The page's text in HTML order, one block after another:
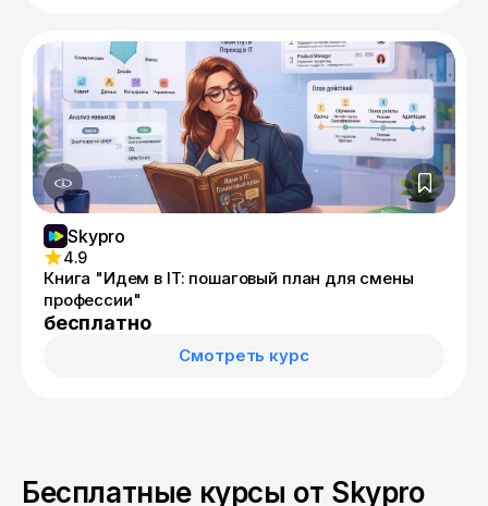
Skypro
4.9
Книга "Идем в IT: пошаговый план для смены
профессии"
бесплатно
Смотреть курс
Бесплатные курсы от Skypro